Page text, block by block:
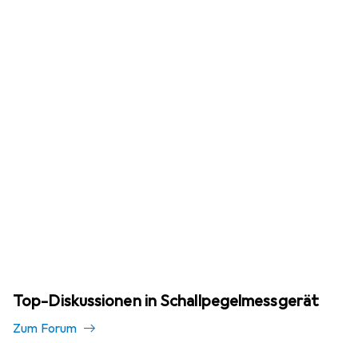
Top-Diskussionen in Schallpegelmessgerät
Zum Forum